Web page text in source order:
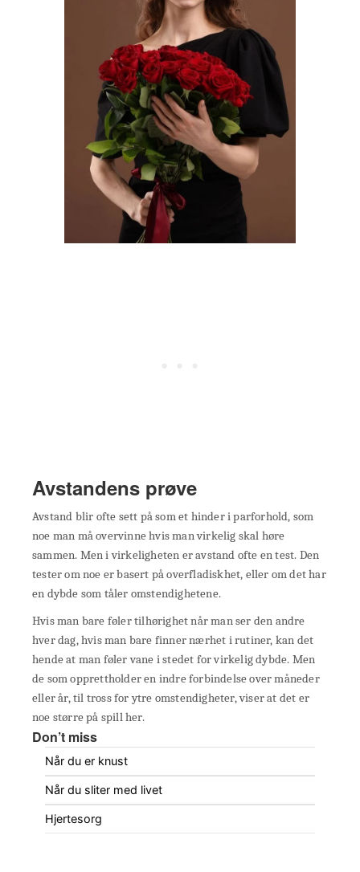
Avstandens prøve
Avstand blir ofte sett på som et hinder i parforhold, som
noe man må overvinne hvis man virkelig skal høre
sammen. Men i virkeligheten er avstand ofte en test. Den
tester om noe er basert på overfladiskhet, eller om det har
en dybde som tåler omstendighetene.
Hvis man bare føler tilhørighet når man ser den andre
hver dag, hvis man bare finner nærhet i rutiner, kan det
hende at man føler vane i stedet for virkelig dybde. Men
de som opprettholder en indre forbindelse over måneder
eller år, til tross for ytre omstendigheter, viser at det er
noe større på spill her.
Don’t miss
Når du er knust
Når du sliter med livet
Hjertesorg